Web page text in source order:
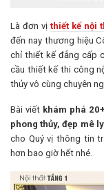
Là đơn vị thiết kế nội
đến nay thương hiệu
chỉ thiết kế đẳng cấp
cầu thiết kế thi công
thủy vô cùng chuyên
Bài viết khám phá
phong thủy, đẹp mê ly
cho Quý vị thông tin
hơn bao giờ hết nhé.